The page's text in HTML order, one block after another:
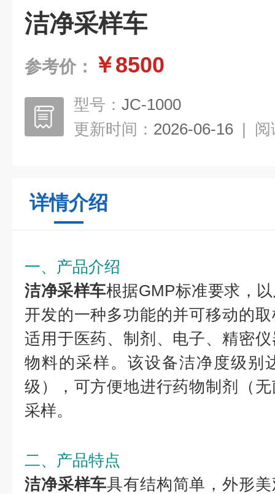
洁净采样车
参考价： ￥8500
型号： JC-1000
更新时间： 2026-06-16 | 阅
详情介绍
一、产品介绍
洁净采样车根据GMP标准要求，
开发的一种多功能的并可移动的
适用于医药、制剂、电子、精密
物料的采样。该设备洁净度级别
级），可方便地进行药物制剂（
采样。
二、产品特点
洁净采样车具有结构简单，外形